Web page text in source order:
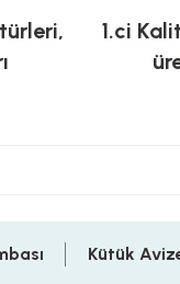
1.ci
Kütük